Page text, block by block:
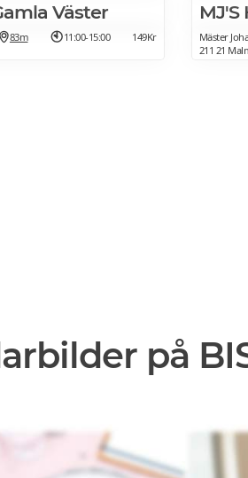
Väster
83m 11:00-15:00 149Kr
MJ'S
Mäster
211 21
på